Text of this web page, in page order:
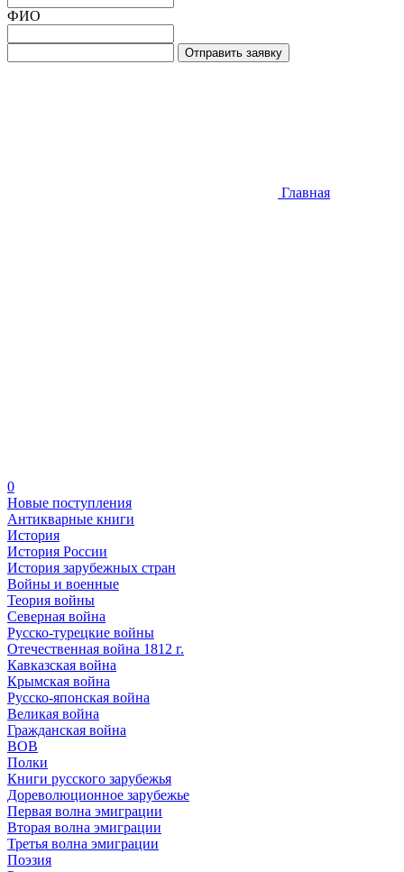
ФИО
Отправить заявку
Главная
0
Новые поступления
Антикварные книги
История
История России
История зарубежных стран
Войны и военные
Теория войны
Северная война
Русско-турецкие войны
Отечественная война 1812 г.
Кавказская война
Крымская война
Русско-японская война
Великая война
Гражданская война
ВОВ
Полки
Книги русского зарубежья
Дореволюционное зарубежье
Первая волна эмиграции
Вторая волна эмиграции
Третья волна эмиграции
Поэзия